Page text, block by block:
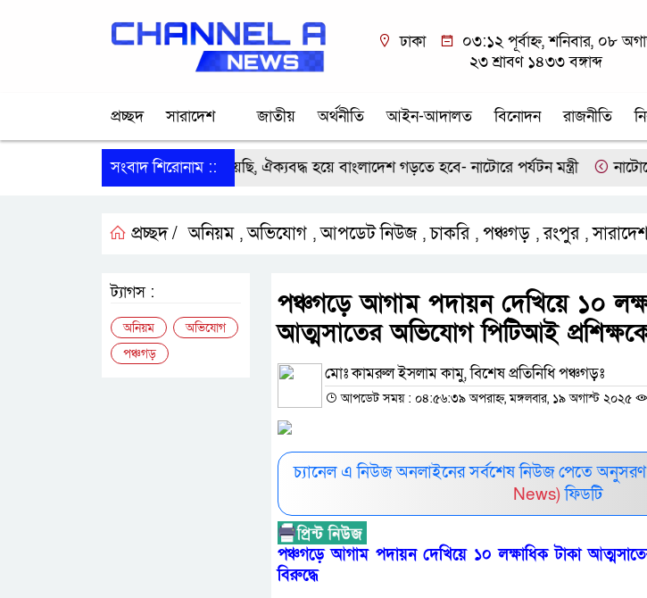
ঢাকা
০৩:১২ পূর্বাহ্ন, শনিবার, ০৮
২৩ শ্রাবণ ১৪৩৩ বঙ্গাব্দ
প্রচ্ছদ সারাদেশ জাতীয় অর্থনীতি আইন-আদালত বিনোদন রাজনীতি
সংবাদ শিরোনাম ::
নেতৃত্বে সেই দেশ ফিরে পেয়েছি, ঐক্যবদ্ধ হয়ে বাংলাদেশ গড়তে হবে- নাটোরে পর্যটন মন্ত্রী নাটোরে
প্রচ্ছদ / অনিয়ম ,অভিযোগ ,আপডেট নিউজ ,চাকরি , পঞ্চগড় ,রংপুর ,
পঞ্চগড়ে আগাম পদায়ন দেখিয়ে ১০
আত্মসাতের অভিযোগ পিটিআই
মোঃ কামরুল ইসলাম কামু, বিশেষ প্রতিনিধি পঞ্চগড়ঃ
আপডেট সময় : ০৪:৫৬:৩৯ অপরাহ্ন, মঙ্গলবার, ১৯ অগাস্ট ২০২৫
চ্যানেল এ নিউজ অনলাইনের সর্বশেষ নিউজ পেতে
News) ফিডটি
পঞ্চগড়ে আগাম পদায়ন দেখিয়ে ১০ লক্ষাধিক টাকা
বিরুদ্ধে
ট্যাগস :
অনিয়ম
অভিযোগ
পঞ্চগড়